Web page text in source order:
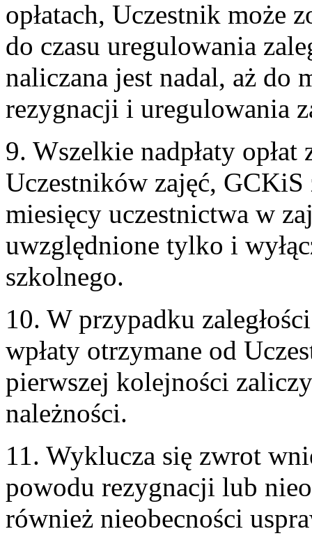
opłatach, Uczestnik może
do czasu uregulowania
naliczana jest nadal, aż do
rezygnacji i uregulowania
9. Wszelkie nadpłaty
Uczestników zajęć,
miesięcy uczestnictwa w
uwzględnione tylko i
szkolnego.
10. W przypadku
wpłaty otrzymane od
pierwszej kolejności
należności.
11. Wyklucza się zwrot
powodu rezygnacji lub
również nieobecności